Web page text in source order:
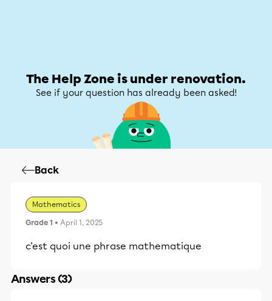
The Help Zone is under renovation.
See if your question has already been asked!
Back
Mathematics
Grade 1 • April 1, 2025
c'est quoi une phrase mathematique
Answers (3)